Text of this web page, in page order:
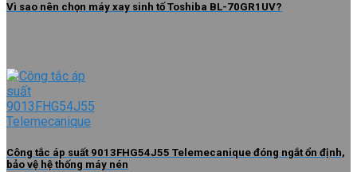
Vì sao nên chọn máy xay sinh tố Toshiba BL-70GR1UV?
Công tắc áp suất 9013FHG54J55 Telemecanique đóng ngắt ổn định,
bảo vệ hệ thống máy nén